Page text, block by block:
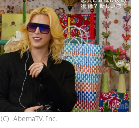
（C）AbemaTV, Inc.